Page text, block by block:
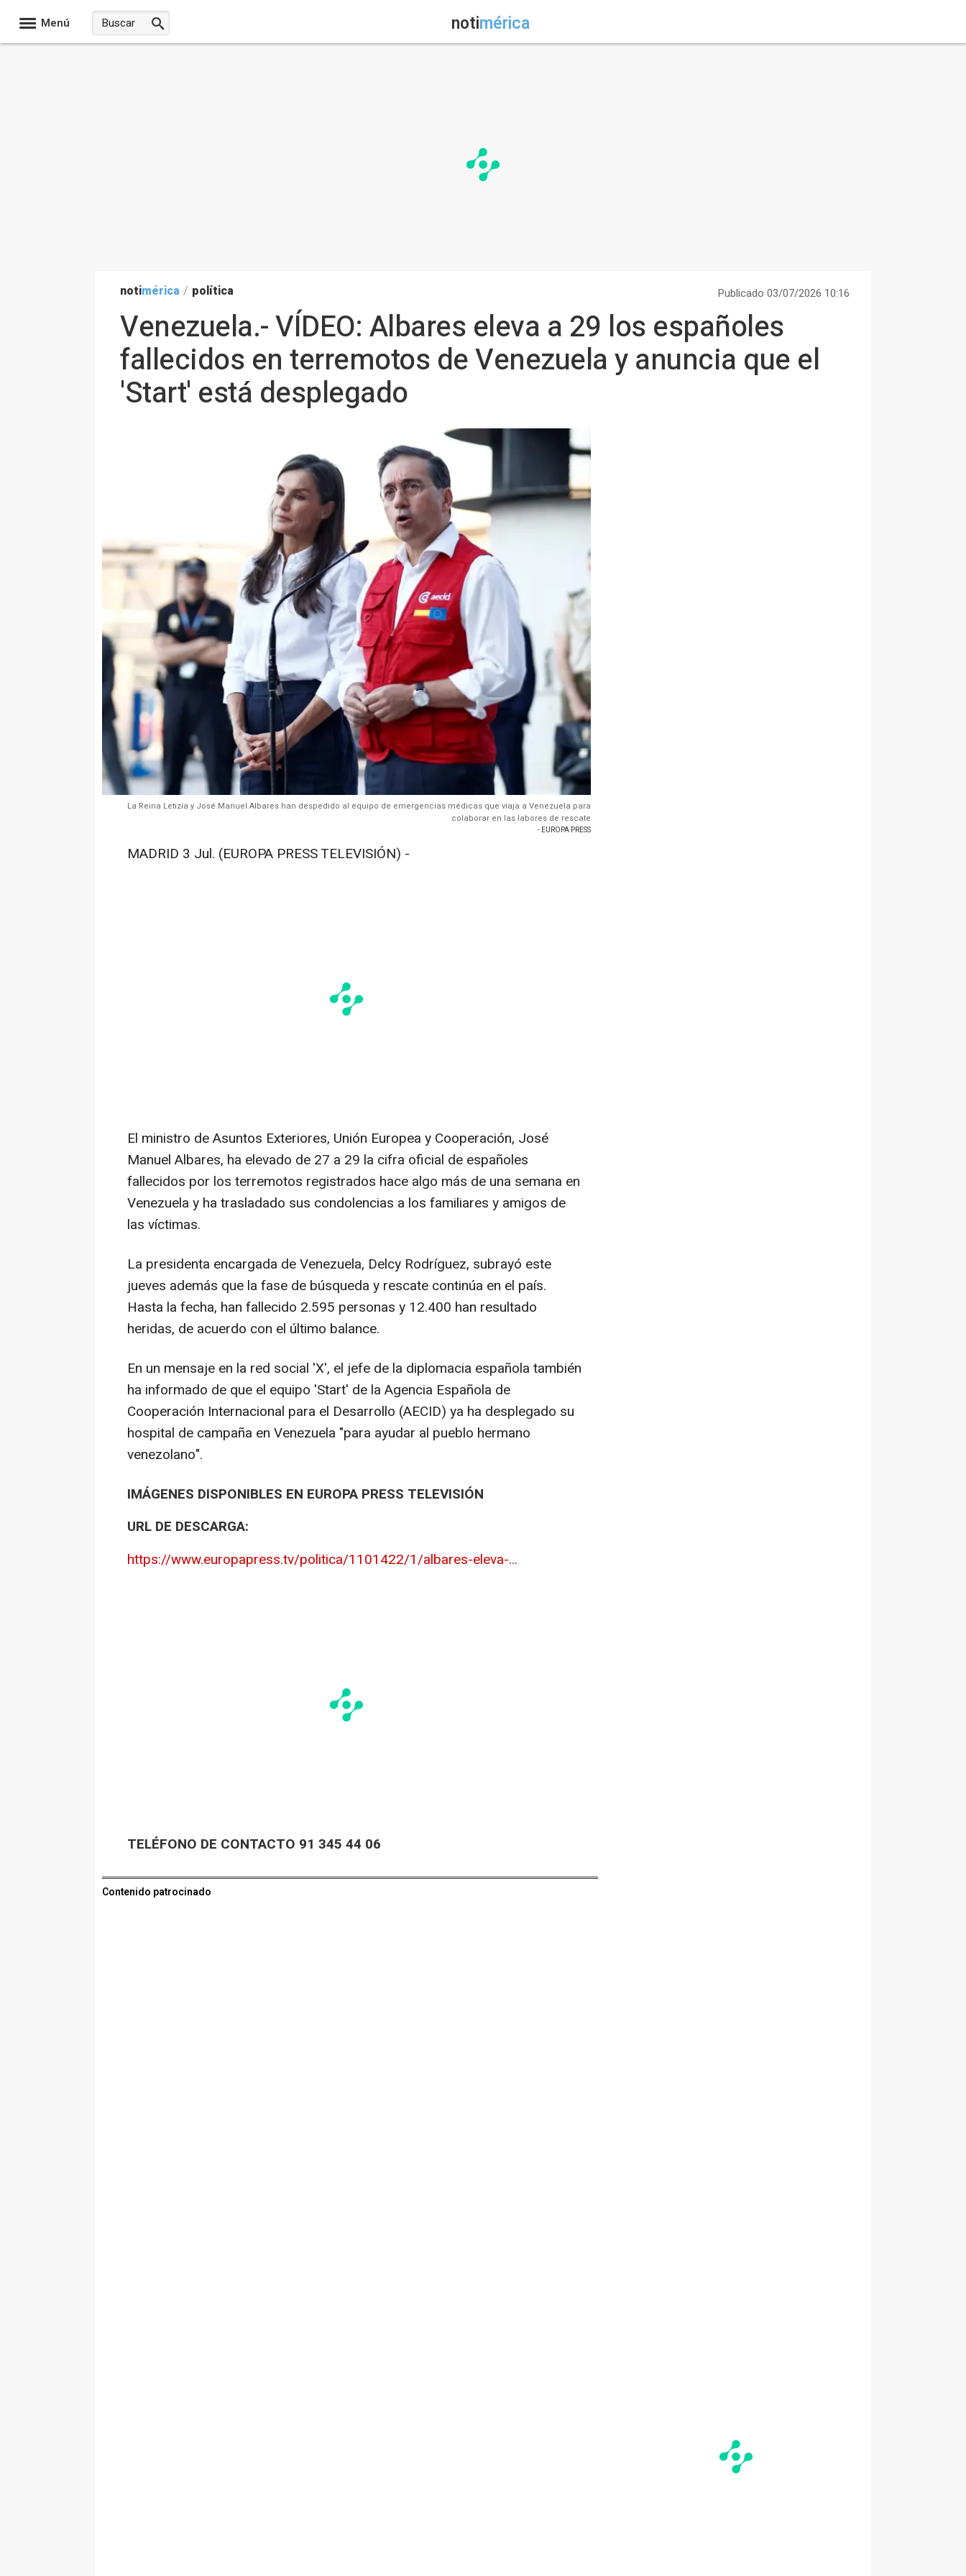
Menú notimérica
notimérica / política Publicado 03/07/2026 10:16
Venezuela.- VÍDEO: Albares eleva a 29 los españoles
fallecidos en terremotos de Venezuela y anuncia que el
'Start' está desplegado
La Reina Letizia y José Manuel Albares han despedido al equipo de emergencias médicas que viaja a Venezuela para
colaborar en las labores de rescate
- EUROPA PRESS
MADRID 3 Jul. (EUROPA PRESS TELEVISIÓN) -
El ministro de Asuntos Exteriores, Unión Europea y Cooperación, José
Manuel Albares, ha elevado de 27 a 29 la cifra oficial de españoles
fallecidos por los terremotos registrados hace algo más de una semana en
Venezuela y ha trasladado sus condolencias a los familiares y amigos de
las víctimas.
La presidenta encargada de Venezuela, Delcy Rodríguez, subrayó este
jueves además que la fase de búsqueda y rescate continúa en el país.
Hasta la fecha, han fallecido 2.595 personas y 12.400 han resultado
heridas, de acuerdo con el último balance.
En un mensaje en la red social 'X', el jefe de la diplomacia española también
ha informado de que el equipo 'Start' de la Agencia Española de
Cooperación Internacional para el Desarrollo (AECID) ya ha desplegado su
hospital de campaña en Venezuela "para ayudar al pueblo hermano
venezolano".
IMÁGENES DISPONIBLES EN EUROPA PRESS TELEVISIÓN
URL DE DESCARGA:
https://www.europapress.tv/politica/1101422/1/albares-eleva-...
TELÉFONO DE CONTACTO 91 345 44 06
Contenido patrocinado